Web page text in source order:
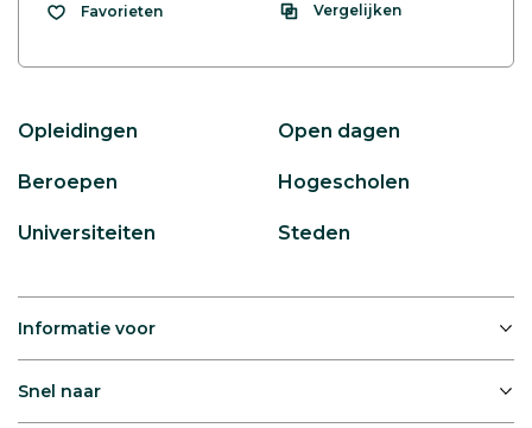
Favorieten Vergelijken
Opleidingen Open dagen
Beroepen Hogescholen
Universiteiten Steden
Informatie voor
Snel naar